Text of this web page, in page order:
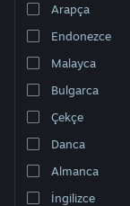
Arapça
Endonezce
Malayca
Bulgarca
Çekçe
Danca
Almanca
İngilizce